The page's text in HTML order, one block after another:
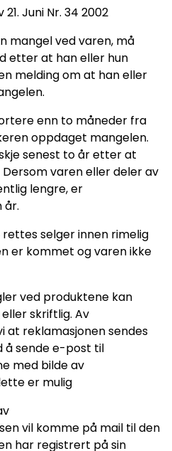
Juni Nr. 34 2002
mangel ved varen, må
etter at han eller hun
melding om at han eller
enn to måneder fra
oppdaget mangelen.
senest to år etter at
varen eller deler av
lengre, er
år.
selger innen rimelig
er kommet og varen ikke
ved produktene kan
skriftlig. Av
at reklamasjonen sendes
sende e-post til
med bilde av
er mulig
vil komme på mail til den
har registrert på sin